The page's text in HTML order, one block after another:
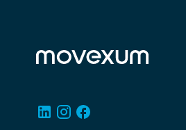
LinkedinInstagram